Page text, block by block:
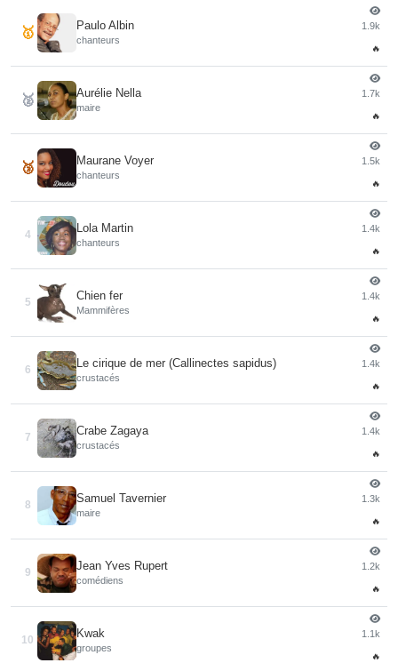
🥇 Paulo Albin
chanteurs
1.9k
🔥
🥈 Aurélie Nella
maire
1.7k
🔥
🥉 Maurane Voyer
chanteurs
1.5k
🔥
4
Lola Martin
chanteurs
1.4k
🔥
5
Chien fer
Mammifères
1.4k
🔥
6
Le cirique de mer (Callinectes sapidus)
crustacés
1.4k
🔥
7
Crabe Zagaya
crustacés
1.4k
🔥
8
Samuel Tavernier
maire
1.3k
🔥
9
Jean Yves Rupert
comédiens
1.2k
🔥
10
Kwak
groupes
1.1k
🔥